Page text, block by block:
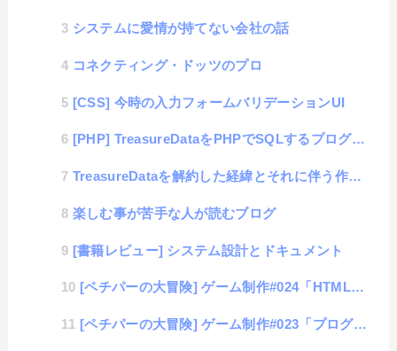
システムに愛情が持てない会社の話
コネクティング・ドッツのプロ
[CSS] 今時の入力フォームバリデーションUI
[PHP] TreasureDataをPHPでSQLするプログラム
TreasureDataを解約した経緯とそれに伴う作業内容の話
楽しむ事が苦手な人が読むブログ
[書籍レビュー] システム設計とドキュメント
[ペチパーの大冒険] ゲーム制作#024「HTML+CSSのゲームコンテンツ」
[ペチパーの大冒険] ゲーム制作#023「プログラミング学習に役立つゲームコンテンツのアイデア」